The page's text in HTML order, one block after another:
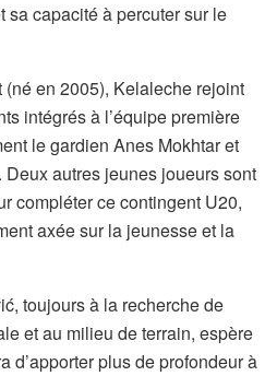
sa capacité à percuter sur le
en 2005), Kelaleche rejoint
intégrés à l’équipe première
le gardien Anes Mokhtar et
Deux autres jeunes joueurs sont
compléter ce contingent U20,
axée sur la jeunesse et la
toujours à la recherche de
et au milieu de terrain, espère
d’apporter plus de profondeur à